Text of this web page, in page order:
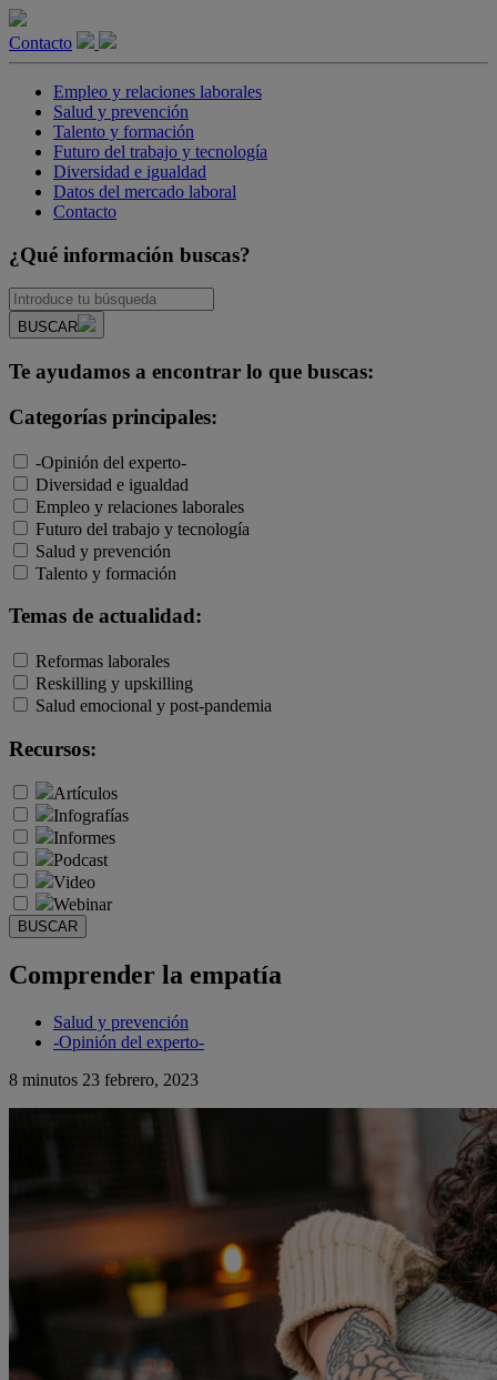
Contacto
Empleo y relaciones laborales
Salud y prevención
Talento y formación
Futuro del trabajo y tecnología
Diversidad e igualdad
Datos del mercado laboral
Contacto
¿Qué información buscas?
BUSCAR
Te ayudamos a encontrar lo que buscas:
Categorías principales:
-Opinión del experto-
Diversidad e igualdad
Empleo y relaciones laborales
Futuro del trabajo y tecnología
Salud y prevención
Talento y formación
Temas de actualidad:
Reformas laborales
Reskilling y upskilling
Salud emocional y post-pandemia
Recursos:
Artículos
Infografías
Informes
Podcast
Video
Webinar
BUSCAR
Comprender la empatía
Salud y prevención
-Opinión del experto-
8 minutos 23 febrero, 2023